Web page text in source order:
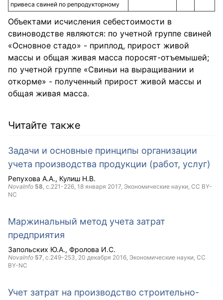
привеса свиней по репродукторному
Объектами исчисления себестоимости в
свиноводстве являются: по учетной группе свиней
«Основное стадо» - приплод, прирост живой
массы и общая живая масса поросят-отъемышей;
по учетной группе «Свиньи на выращивании и
откорме» - полученный прирост живой массы и
общая живая масса.
Читайте также
Задачи и основные принципы организации
учета производства продукции (работ, услуг)
Репухова А.А. Кулиш Н.В.
NovaInfo 58, с.221-226, 18 января 2017, Экономические науки, CC BY-
NC
Маржинальный метод учета затрат
предприятия
Запольских Ю.А. Фролова И.С.
NovaInfo 57, с.249-253, 20 декабря 2016, Экономические науки, CC
BY-NC
Учет затрат на производство строительно-